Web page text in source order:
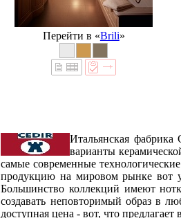
Перейти в «Brili»
Итальянская фабрика
варианты
самые современные
продукцию на мировом рынке вот
Большинство коллекций имеют
создавать неповторимый образ в
доступная цена - вот, что предлагает